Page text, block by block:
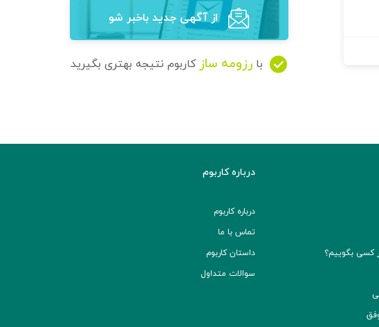
از آگهی‌ جدید باخبر شو
با رزومه ساز کاربوم نتیجه بهتری بگیرید
کسی بگوییم؟
درباره کاربوم
درباره کاربوم
تماس با ما
داستان کاربوم
سوالات متداول